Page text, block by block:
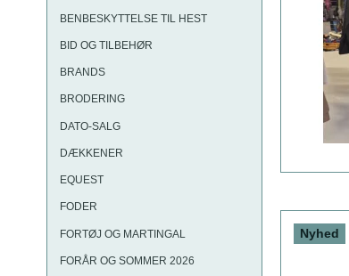
BENBESKYTTELSE TIL HEST
BID OG TILBEHØR
BRANDS
BRODERING
DATO-SALG
DÆKKENER
EQUEST
FODER
FORTØJ OG MARTINGAL
FORÅR OG SOMMER 2026
Nyhed